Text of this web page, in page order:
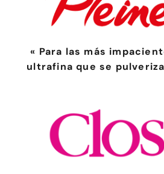
« Para las más
ultrafina que se